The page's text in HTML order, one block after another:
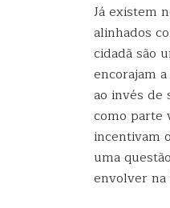
Já existem
alinhados
cidadã são
encorajam
ao invés de
como parte
incentivam
uma
envolver na